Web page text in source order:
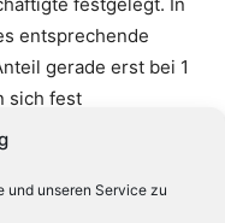
und unseren Service zu
entsprechende
gerade erst bei 1
sich fest
haben keine